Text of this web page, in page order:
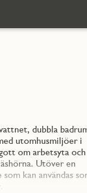
dubbla
utomhusmiljöer i
om arbetsyta och
Utöver en
kan användas